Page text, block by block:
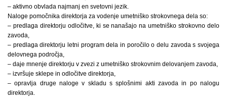
– aktivno obvlada najmanj en svetovni jezik.
Naloge pomočnika direktorja za vodenje umetniško strokovnega dela so:
– predlaga direktorju odločitve, ki se nanašajo na umetniško strokovno delo
zavoda,
– predlaga direktorju letni program dela in poročilo o delu zavoda s svojega
delovnega področja,
– daje mnenje direktorju v zvezi z umetniško strokovnim delovanjem zavoda,
– izvršuje sklepe in odločitve direktorja,
– opravlja druge naloge v skladu s splošnimi akti zavoda in po nalogu
direktorja.